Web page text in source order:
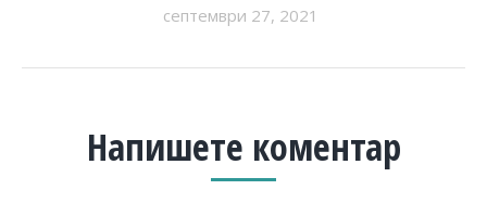
септември 27, 2021
Напишете коментар